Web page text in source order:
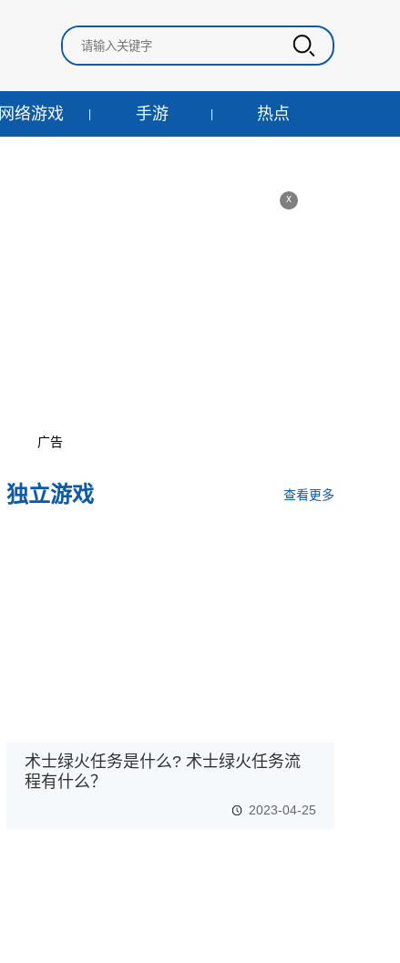
网络游戏 手游 热点
x
广告
独立游戏 查看更多
术士绿火任务是什么? 术士绿火任务流
程有什么？
2023-04-25